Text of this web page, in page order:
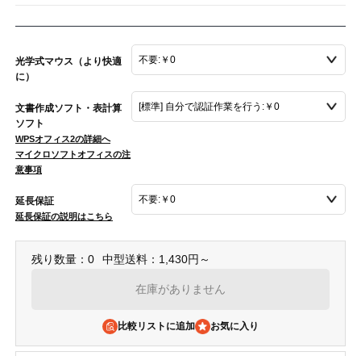
光学式マウス（より快適
に）
文書作成ソフト・表計算
ソフト
WPSオフィス2の詳細へ
マイクロソフトオフィスの注
意事項
延長保証
延長保証の説明はこちら
残り数量：0 中型送料：1,430円～
在庫がありません
比較リストに追加